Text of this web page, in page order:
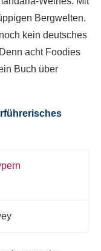
Bergwelten.
kein deutsches
acht Foodies
Buch über